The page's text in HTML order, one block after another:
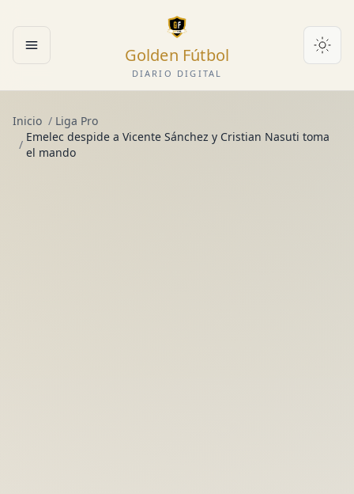
Abrir menú Golden Fútbol
DIARIO DIGITAL
Inicio / Liga Pro
/
Emelec despide a Vicente Sánchez y Cristian Nasuti toma
el mando